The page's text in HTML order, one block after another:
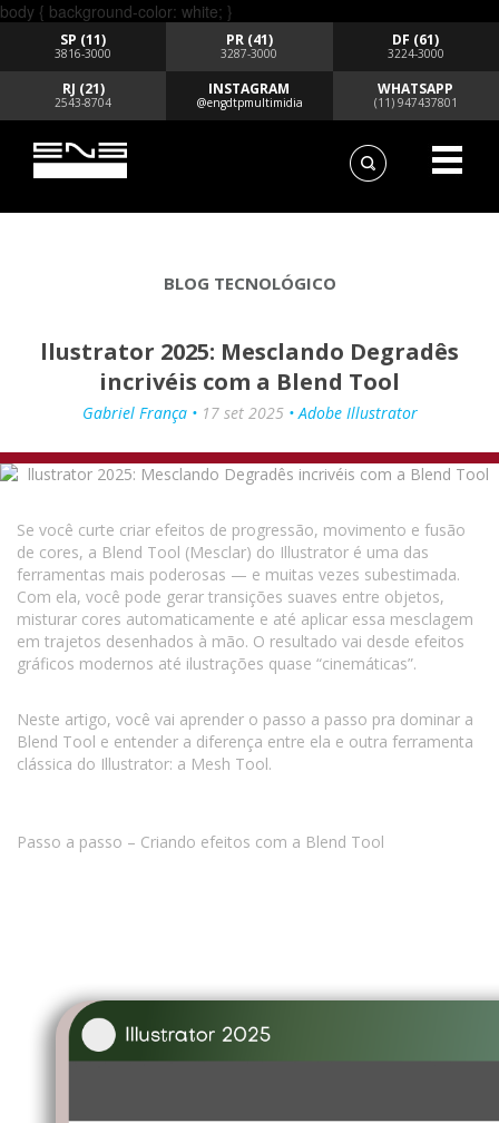
body { background-color: white; }
SP (11)
3816-3000
PR (41)
3287-3000
DF (61)
3224-3000
RJ (21)
2543-8704
INSTAGRAM
@engdtpmultimidia
WHATSAPP
(11) 947437801
BLOG TECNOLÓGICO
llustrator 2025: Mesclando Degradês
incrivéis com a Blend Tool
Gabriel França • 17 set 2025• Adobe Illustrator
Se você curte criar efeitos de progressão, movimento e fusão
de cores, a Blend Tool (Mesclar) do Illustrator é uma das
ferramentas mais poderosas — e muitas vezes subestimada.
Com ela, você pode gerar transições suaves entre objetos,
misturar cores automaticamente e até aplicar essa mesclagem
em trajetos desenhados à mão. O resultado vai desde efeitos
gráficos modernos até ilustrações quase “cinemáticas”.
Neste artigo, você vai aprender o passo a passo pra dominar a
Blend Tool e entender a diferença entre ela e outra ferramenta
clássica do Illustrator: a Mesh Tool.
Passo a passo – Criando efeitos com a Blend Tool